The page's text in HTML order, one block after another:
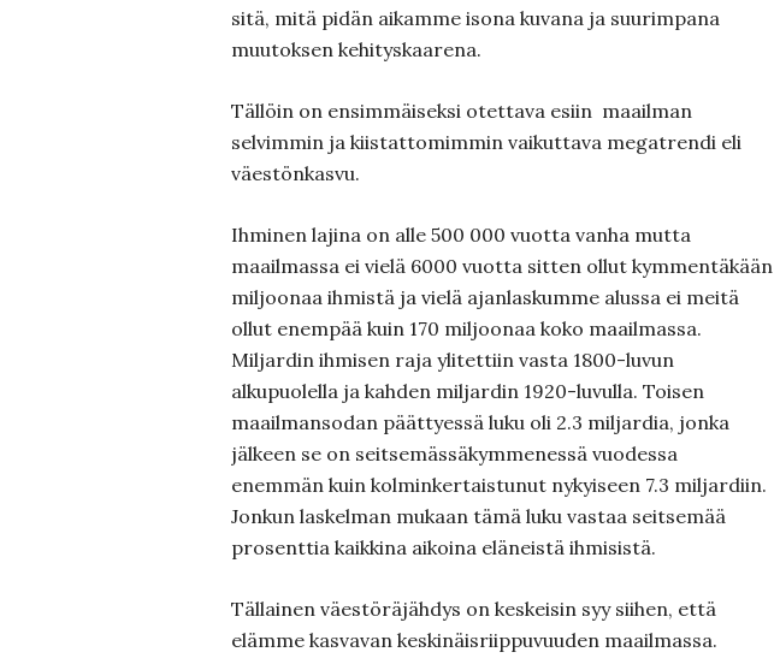
sitä, mitä pidän aikamme isona kuvana ja suurimpana
muutoksen kehityskaarena.
Tällöin on ensimmäiseksi otettava esiin maailman
selvimmin ja kiistattomimmin vaikuttava megatrendi eli
väestönkasvu.
Ihminen lajina on alle 500 000 vuotta vanha mutta
maailmassa ei vielä 6000 vuotta sitten ollut kymmentäkään
miljoonaa ihmistä ja vielä ajanlaskumme alussa ei meitä
ollut enempää kuin 170 miljoonaa koko maailmassa.
Miljardin ihmisen raja ylitettiin vasta 1800-luvun
alkupuolella ja kahden miljardin 1920-luvulla. Toisen
maailmansodan päättyessä luku oli 2.3 miljardia, jonka
jälkeen se on seitsemässäkymmenessä vuodessa
enemmän kuin kolminkertaistunut nykyiseen 7.3 miljardiin.
Jonkun laskelman mukaan tämä luku vastaa seitsemää
prosenttia kaikkina aikoina eläneistä ihmisistä.
Tällainen väestöräjähdys on keskeisin syy siihen, että
elämme kasvavan keskinäisriippuvuuden maailmassa.